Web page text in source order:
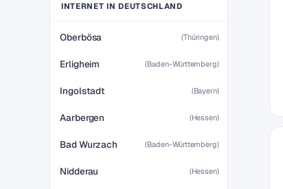
INTERNET IN DEUTSCHLAND
Oberbösa (Thüringen)
Erligheim (Baden-Württemberg)
Ingolstadt (Bayern)
Aarbergen (Hessen)
Bad Wurzach (Baden-Württemberg)
Nidderau (Hessen)